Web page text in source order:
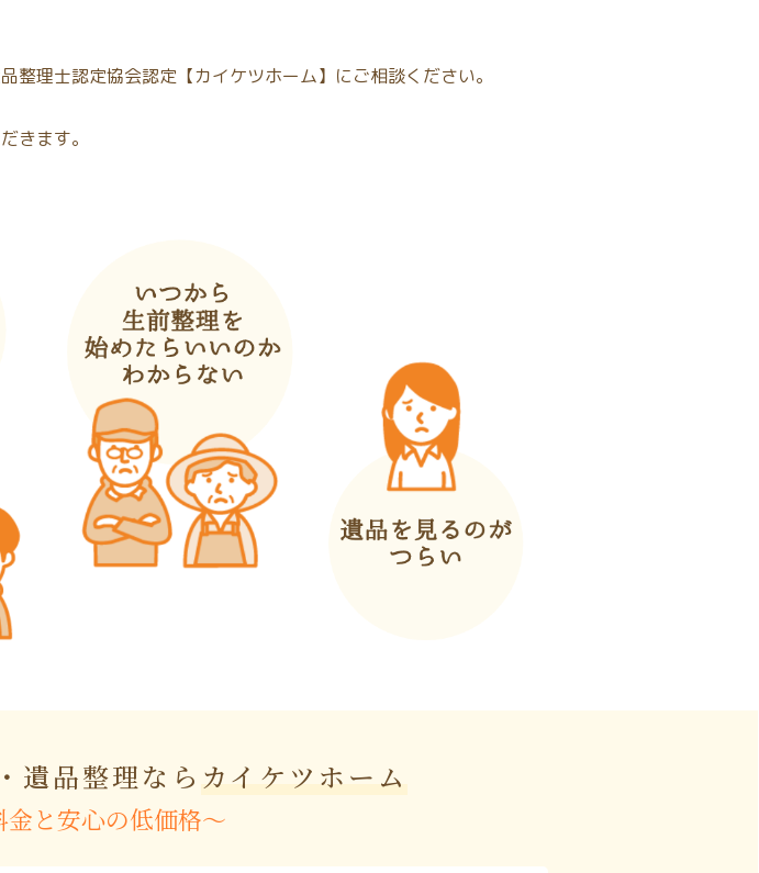
理士認定協会認定【カイケツホーム】にご相談ください。
きます。
遺品整理なら カイケツホーム
と安心の低価格〜